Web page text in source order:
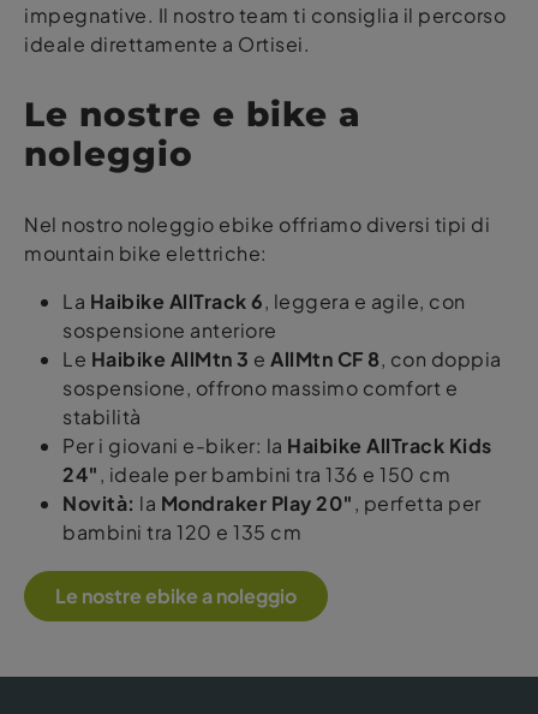
impegnative. Il nostro team ti consiglia il percorso
ideale direttamente a Ortisei.
Le nostre e bike a
noleggio
Nel nostro noleggio ebike offriamo diversi tipi di
mountain bike elettriche:
La Haibike AllTrack 6, leggera e agile, con
sospensione anteriore
Le Haibike AllMtn 3 e AllMtn CF 8, con doppia
sospensione, offrono massimo comfort e
stabilità
Per i giovani e-biker: la Haibike AllTrack Kids
24″, ideale per bambini tra 136 e 150 cm
Novità: la Mondraker Play 20″, perfetta per
bambini tra 120 e 135 cm
Le nostre ebike a noleggio